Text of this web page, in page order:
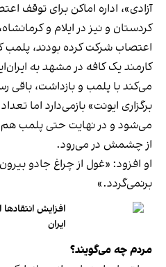
آزادی»، اداره اماکن برای توقف
کردستان و نیز در ایلام و
اعتصاب شرکت کرده بودند، پلمب
کارمند یک کافه در مشهد به
می‌کند با پلمب و بازداشت، باقی
برگزاری ایونت» بازمی‌دارد اما
می‌شود و در نهایت حتی پلمب هم
از چشمش در می‌رود.
او افزود: «غول از چراغ جادو
برنمی‎‌گردد.»
افزایش
ایران
مردم چه می‌گویند؟